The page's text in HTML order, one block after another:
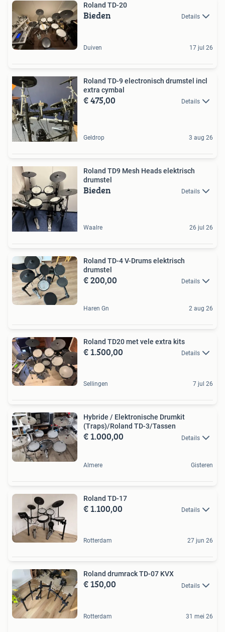
Roland TD-20
Bieden Details
Duiven 17 jul 26
Roland TD-9 electronisch drumstel incl
extra cymbal
€ 475,00 Details
Geldrop 3 aug 26
Roland TD9 Mesh Heads elektrisch
drumstel
Bieden Details
Waalre 26 jul 26
Roland TD-4 V-Drums elektrisch
drumstel
€ 200,00 Details
Haren Gn 2 aug 26
Roland TD20 met vele extra kits
€ 1.500,00 Details
Sellingen 7 jul 26
Hybride / Elektronische Drumkit
(Traps)/Roland TD-3/Tassen
€ 1.000,00 Details
Almere Gisteren
Roland TD-17
€ 1.100,00 Details
Rotterdam 27 jun 26
Roland drumrack TD-07 KVX
€ 150,00 Details
Rotterdam 31 mei 26